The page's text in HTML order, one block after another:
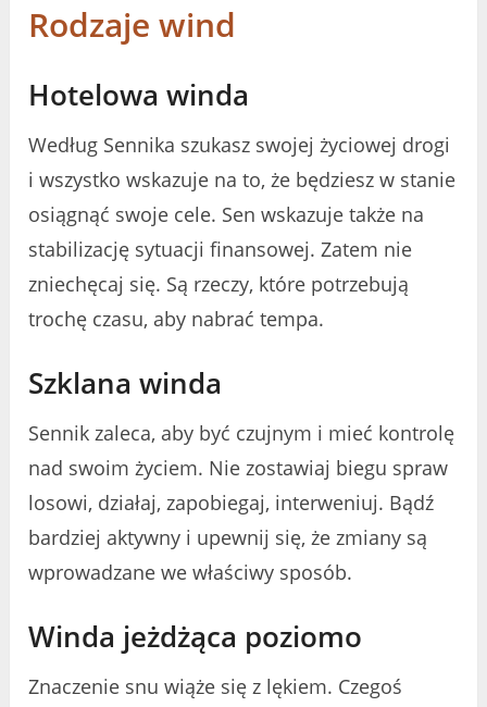
Rodzaje wind
Hotelowa winda
Według Sennika szukasz swojej życiowej drogi
i wszystko wskazuje na to, że będziesz w stanie
osiągnąć swoje cele. Sen wskazuje także na
stabilizację sytuacji finansowej. Zatem nie
zniechęcaj się. Są rzeczy, które potrzebują
trochę czasu, aby nabrać tempa.
Szklana winda
Sennik zaleca, aby być czujnym i mieć kontrolę
nad swoim życiem. Nie zostawiaj biegu spraw
losowi, działaj, zapobiegaj, interweniuj. Bądź
bardziej aktywny i upewnij się, że zmiany są
wprowadzane we właściwy sposób.
Winda jeżdżąca poziomo
Znaczenie snu wiąże się z lękiem. Czegoś